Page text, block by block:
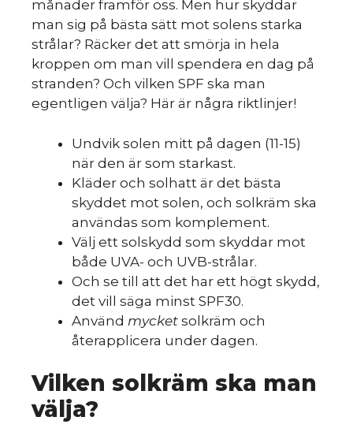
månader framför oss. Men hur skyddar
man sig på bästa sätt mot solens starka
strålar? Räcker det att smörja in hela
kroppen om man vill spendera en dag på
stranden? Och vilken SPF ska man
egentligen välja? Här är några riktlinjer!
Undvik solen mitt på dagen (11-15)
när den är som starkast.
Kläder och solhatt är det bästa
skyddet mot solen, och solkräm ska
användas som komplement.
Välj ett solskydd som skyddar mot
både UVA- och UVB-strålar.
Och se till att det har ett högt skydd,
det vill säga minst SPF30.
Använd mycket solkräm och
återapplicera under dagen.
Vilken solkräm ska man
välja?